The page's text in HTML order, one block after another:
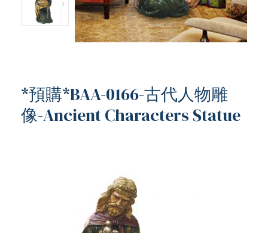
*預購*BAA-0166-古代人物雕
像-Ancient Characters Statue
含日本